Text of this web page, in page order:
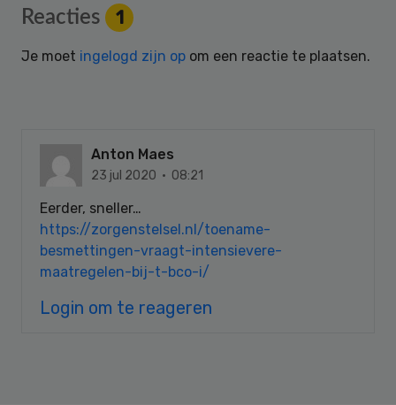
Reader
Interactions
Reacties 1
Je moet ingelogd zijn op om een reactie te plaatsen.
Anton Maes
23 jul 2020 · 08:21
Eerder, sneller…
https://zorgenstelsel.nl/toename-
besmettingen-vraagt-intensievere-
maatregelen-bij-t-bco-i/
Login om te reageren